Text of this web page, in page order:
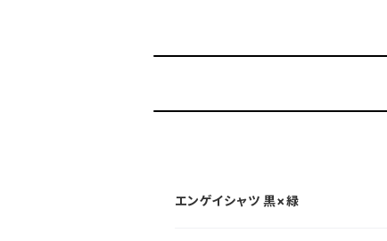
エンゲイシャツ 黒×緑